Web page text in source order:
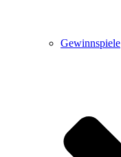
Gewinnspiele